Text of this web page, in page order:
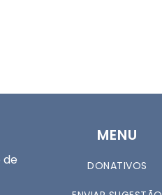
de
MENU
DONATIVOS